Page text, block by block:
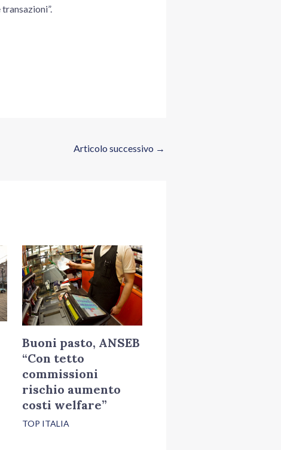
Articolo successivo →
Buoni pasto, ANSEB
“Con tetto
commissioni
rischio aumento
costi welfare”
TOP ITALIA